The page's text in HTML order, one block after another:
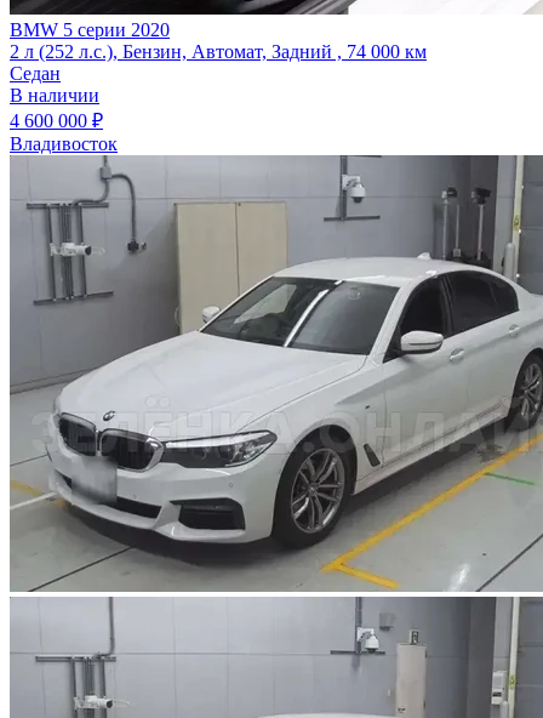
BMW 5 серии 2020
2 л (252 л.с.), Бензин, Автомат, Задний , 74 000 км
Седан
В наличии
4 600 000 ₽
Владивосток